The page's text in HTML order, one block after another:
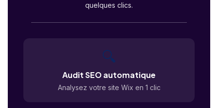
quelques clics.
🔍
Audit SEO automatique
Analysez votre site Wix en 1 clic